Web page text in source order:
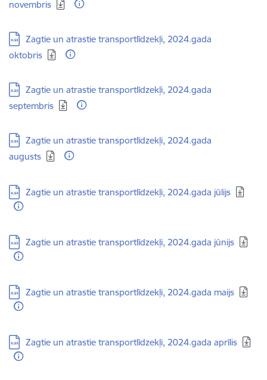
novembris
Lejupielādēt:
Zagtie un atrastie transportlīdzekļi, 2024.gada
oktobris
Lejupielādēt:
Zagtie un atrastie transportlīdzekļi, 2024.gada
septembris
Lejupielādēt:
Zagtie un atrastie transportlīdzekļi, 2024.gada
augusts
Lejupielādēt:
Zagtie un atrastie transportlīdzekļi, 2024.gada jūlijs
Lejupielādēt:
Zagtie un atrastie transportlīdzekļi, 2024.gada jūnijs
Lejupielādēt:
Zagtie un atrastie transportlīdzekļi, 2024.gada maijs
Lejupielādēt:
Zagtie un atrastie transportlīdzekļi, 2024.gada aprīlis